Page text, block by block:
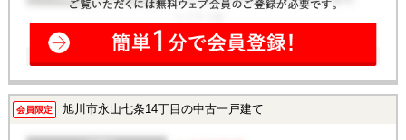
会員限定 旭川市永山七条14丁目の中古一戸建て